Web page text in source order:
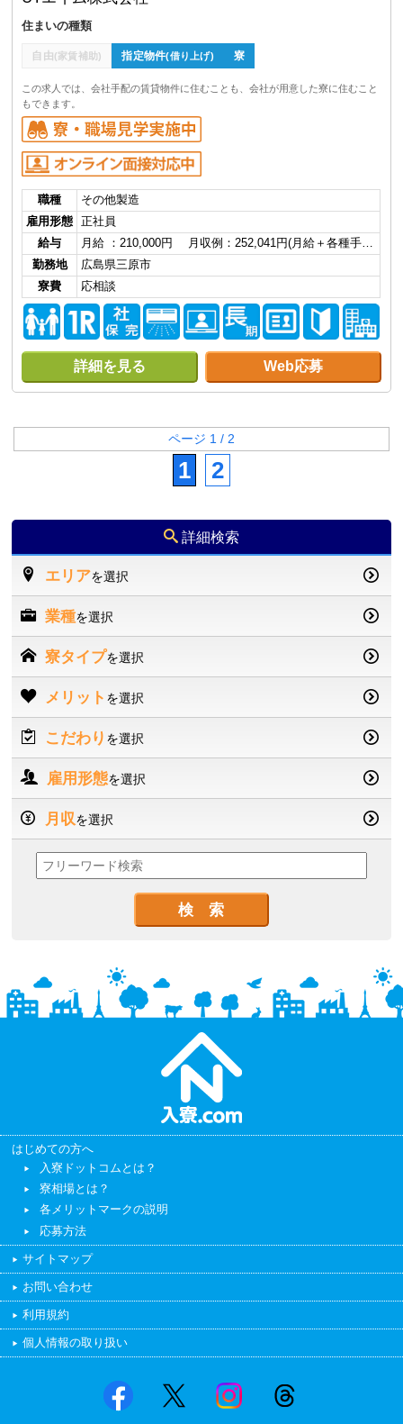
住まいの種類
自由(家賃補助) 指定物件(借り上げ) 寮
この求人では、会社手配の賃貸物件に住むことも、会社が用意した寮に住むこと
もできます。
職種
その他製造
雇用形態
正社員
給与
月給 ：210,000円 月収例：252,041円(月給＋各種手…
勤務地
広島県三原市
寮費
応相談
詳細を見る Web応募
ページ 1 / 2
1 2
詳細検索
エリアを選択
業種を選択
寮タイプを選択
メリット を選択
こだわり を選択
雇用形態を選択
月収を選択
はじめての方へ
入寮ドットコムとは？
寮相場とは？
各メリットマークの説明
応募方法
サイトマップ
お問い合わせ
利用規約
個人情報の取り扱い